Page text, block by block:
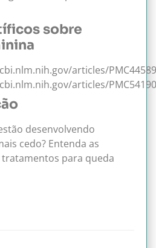
sobre
articles/
articles/
desenvolvendo
cedo? Entenda as
tratamentos para queda